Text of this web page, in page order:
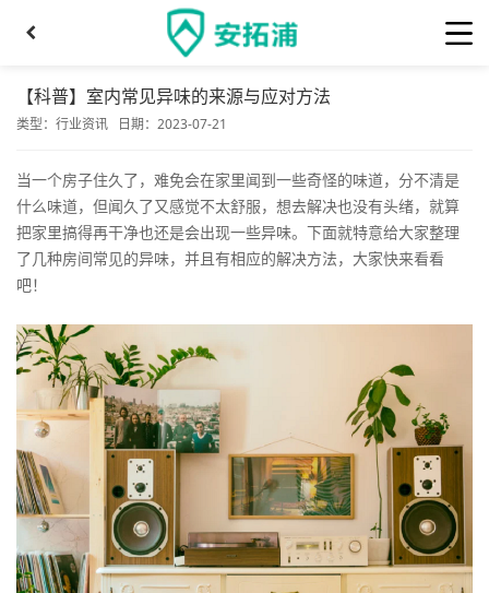
【科普】室内常见异味的来源与应对方法
类型： 行业资讯 日期：2023-07-21
当一个房子住久了，难免会在家里闻到一些奇怪的味道，分不清是
什么味道，但闻久了又感觉不太舒服，想去解决也没有头绪，就算
把家里搞得再干净也还是会出现一些异味。下面就特意给大家整理
了几种房间常见的异味，并且有相应的解决方法，大家快来看看
吧！